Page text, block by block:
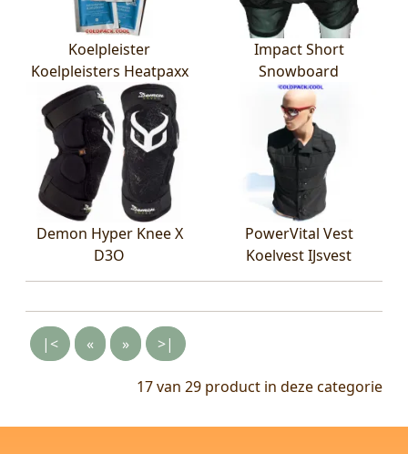
Koelpleister
Koelpleisters Heatpaxx
Impact Short
Snowboard
Demon Hyper Knee X
D3O
PowerVital Vest
Koelvest IJsvest
|< « » >|
17 van 29 product in deze categorie